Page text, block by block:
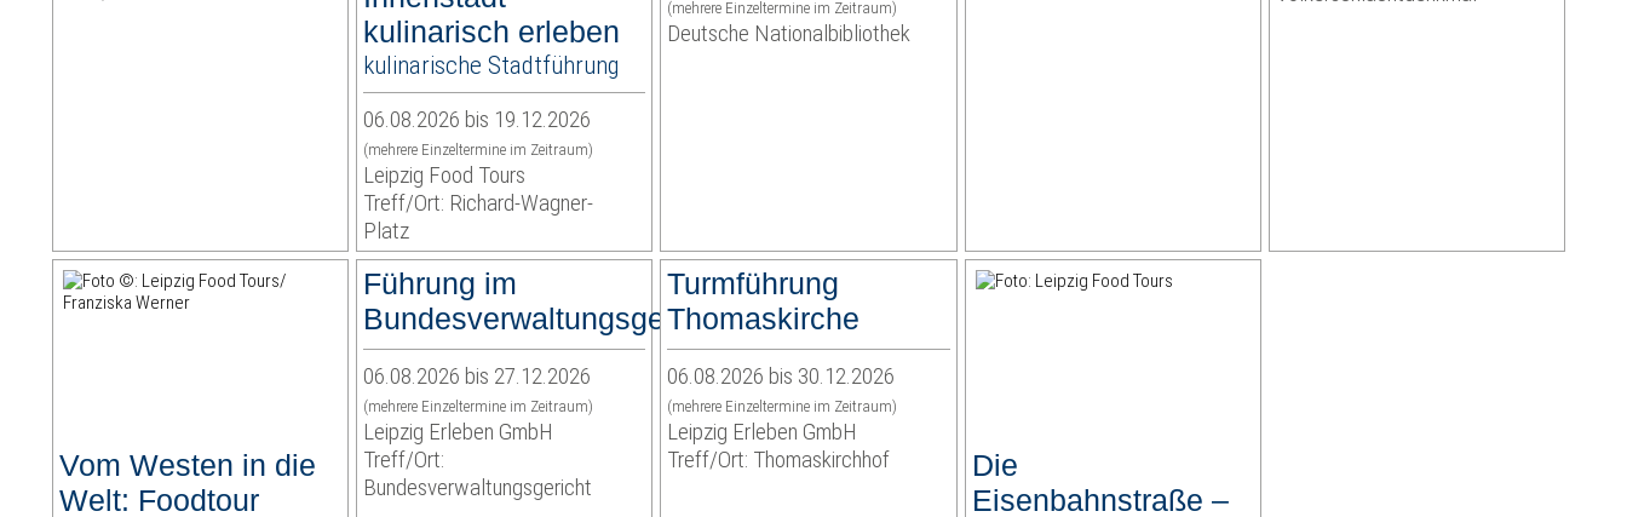
kulinarisch erleben
kulinarische Stadtführung
06.08.2026 bis 19.12.2026
(mehrere Einzeltermine im Zeitraum)
Leipzig Food Tours
Treff/Ort: Richard-Wagner-
Platz
(mehrere Einzeltermine im Zeitraum)
Deutsche Nationalbibliothek
Vom Westen in die
Welt: Foodtour
Führung im
Bundesverwaltungsgericht
06.08.2026 bis 27.12.2026
(mehrere Einzeltermine im Zeitraum)
Leipzig Erleben GmbH
Treff/Ort:
Bundesverwaltungsgericht
Turmführung
Thomaskirche
06.08.2026 bis 30.12.2026
(mehrere Einzeltermine im Zeitraum)
Leipzig Erleben GmbH
Treff/Ort: Thomaskirchhof
Die
Eisenbahnstraße –